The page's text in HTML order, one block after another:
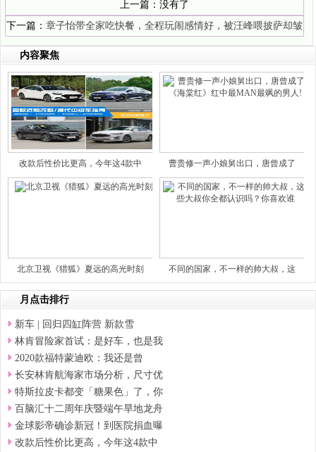
上一篇：没有了
下一篇： 章子怡带全家吃快餐，全程玩闹感情好，被汪峰喂披萨却皱
眉直摇头
内容聚焦
改款后性价比更高，今年这4款中 曹贵修一声小娘舅出口，唐曾成了
北京卫视《猎狐》夏远的高光时刻 不同的国家，不一样的帅大叔，这
月点击排行
新车 | 回归四缸阵营 新款雪
林肯冒险家首试：是好车，也是我
2020款福特蒙迪欧：我还是曾
长安林肯航海家市场分析，尺寸优
特斯拉皮卡都变「糖果色」了，你
百脑汇十二周年庆暨端午旱地龙舟
金球影帝确诊新冠！到医院捐血曝
改款后性价比更高，今年这4款中